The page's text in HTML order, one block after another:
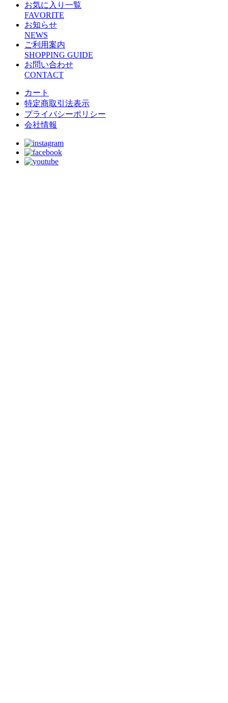
お気に入り一覧
FAVORITE
お知らせ
NEWS
ご利用案内
SHOPPING GUIDE
お問い合わせ
CONTACT
カート
特定商取引法表示
プライバシーポリシー
会社情報